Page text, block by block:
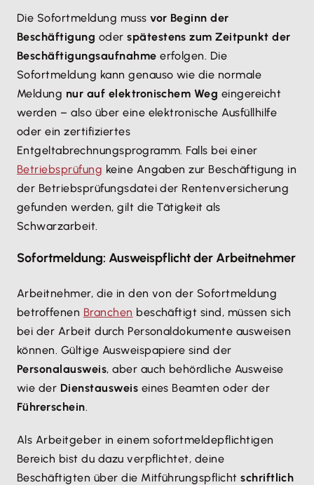
Die Sofortmeldung mussvor Beginn der
Beschäftigung oderspätestens zum Zeitpunkt der
Beschäftigungsaufnahmeerfolgen. Die
Sofortmeldung kann genauso wie die normale
Meldung nur auf elektronischem Weg eingereicht
werden – also über eine elektronische Ausfüllhilfe
oder ein zertifiziertes
Entgeltabrechnungsprogramm. Falls bei einer
Betriebsprüfung keine Angaben zur Beschäftigung in
der Betriebsprüfungsdatei der Rentenversicherung
gefunden werden, gilt die Tätigkeit als
Schwarzarbeit.
Sofortmeldung: Ausweispflicht der Arbeitnehmer
Arbeitnehmer, die in den von der Sofortmeldung
betroffenen Branchen beschäftigt sind, müssen sich
bei der Arbeit durch Personaldokumente ausweisen
können. Gültige Ausweispapiere sind der
Personalausweis, aber auch behördliche Ausweise
wie der Dienstausweis eines Beamten oder der
Führerschein.
Als Arbeitgeber in einem sofortmeldepflichtigen
Bereich bist du dazu verpflichtet, deine
Beschäftigten über die Mitführungspflichtschriftlich